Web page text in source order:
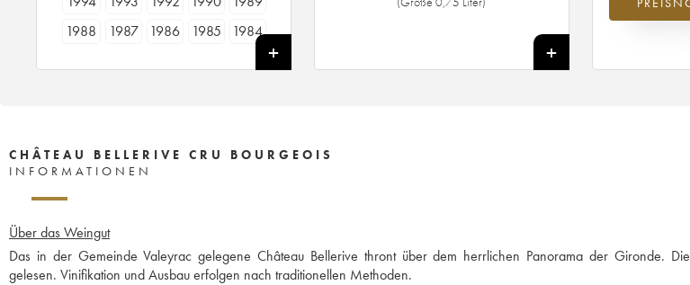
1988
1987 1986 1985
1984
+
2026 im
CHÂTEAU BELLERIVE CRU BOURGEOIS
INFORMATIONEN
Über das Weingut
Das in der Gemeinde Valeyrac gelegene Château Bellerive thront über dem herrlichen Panorama der Gironde.
gelesen. Vinifikation und Ausbau erfolgen nach traditionellen Methoden.